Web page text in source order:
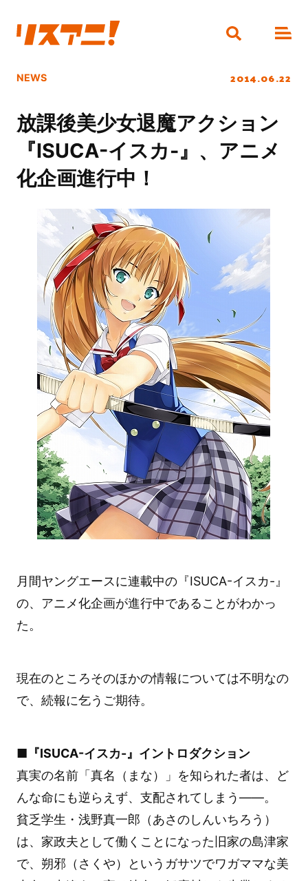
NEWS 2014.06.22
放課後美少女退魔アクション
『ISUCA-イスカ-』、アニメ
化企画進行中！
月間ヤングエースに連載中の『ISUCA-イスカ-』
の、アニメ化企画が進行中であることがわかっ
た。
現在のところそのほかの情報については不明なの
で、続報に乞うご期待。
■『ISUCA-イスカ-』イントロダクション
真実の名前「真名（まな）」を知られた者は、ど
んな命にも逆らえず、支配されてしまう――。
貧乏学生・浅野真一郎（あさのしんいちろう）
は、家政夫として働くことになった旧家の島津家
で、朔邪（さくや）というガサツでワガママな美